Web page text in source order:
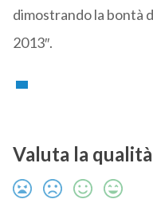
dimostrando la bontà
2013″.
Valuta la